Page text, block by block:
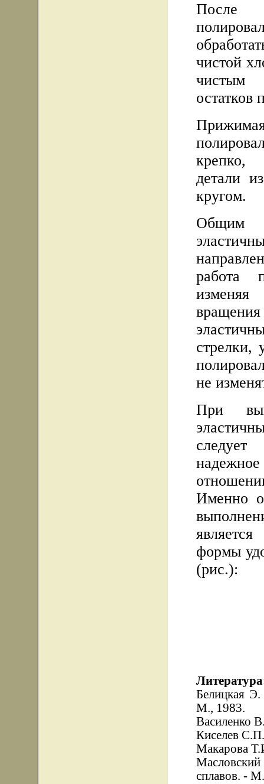
После
чистой
чистым
остатков
крепко,
детали
кругом.
Общим
работа
изменяя
стрелки,
не
При
Именно
формы
(рис.):
Белицкая Э.
М., 1983.
Василенко
Киселев
Макарова
сплавов. -